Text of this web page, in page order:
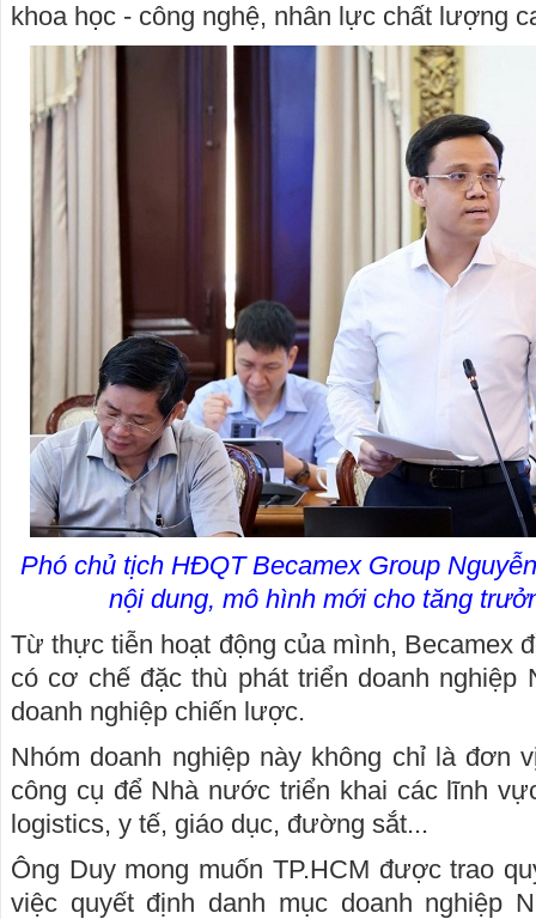
khoa học - công nghệ, nhân lực chất lượng
Phó chủ tịch HĐQT Becamex Group
nội dung, mô hình mới cho tăng
Từ thực tiễn hoạt động của mình, Becamex
có cơ chế đặc thù phát triển doanh nghiệp
doanh nghiệp chiến lược.
Nhóm doanh nghiệp này không chỉ là đơn
công cụ để Nhà nước triển khai các lĩnh
logistics, y tế, giáo dục, đường sắt...
Ông Duy mong muốn TP.HCM được trao
việc quyết định danh mục doanh nghiệp